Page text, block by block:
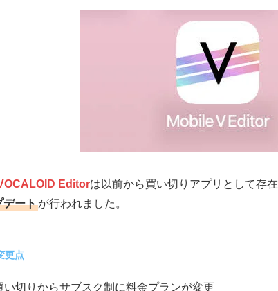
Editorは以前から買い切りアプリとして存
デートが行われました。
更点
い切りからサブスク制に料金プランが変更